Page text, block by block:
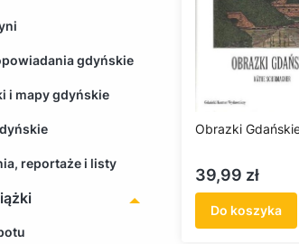
gdyńskie
i mapy gdyńskie
reportaże i listy
Obrazki
Cena
39,99 zł
Do koszyka